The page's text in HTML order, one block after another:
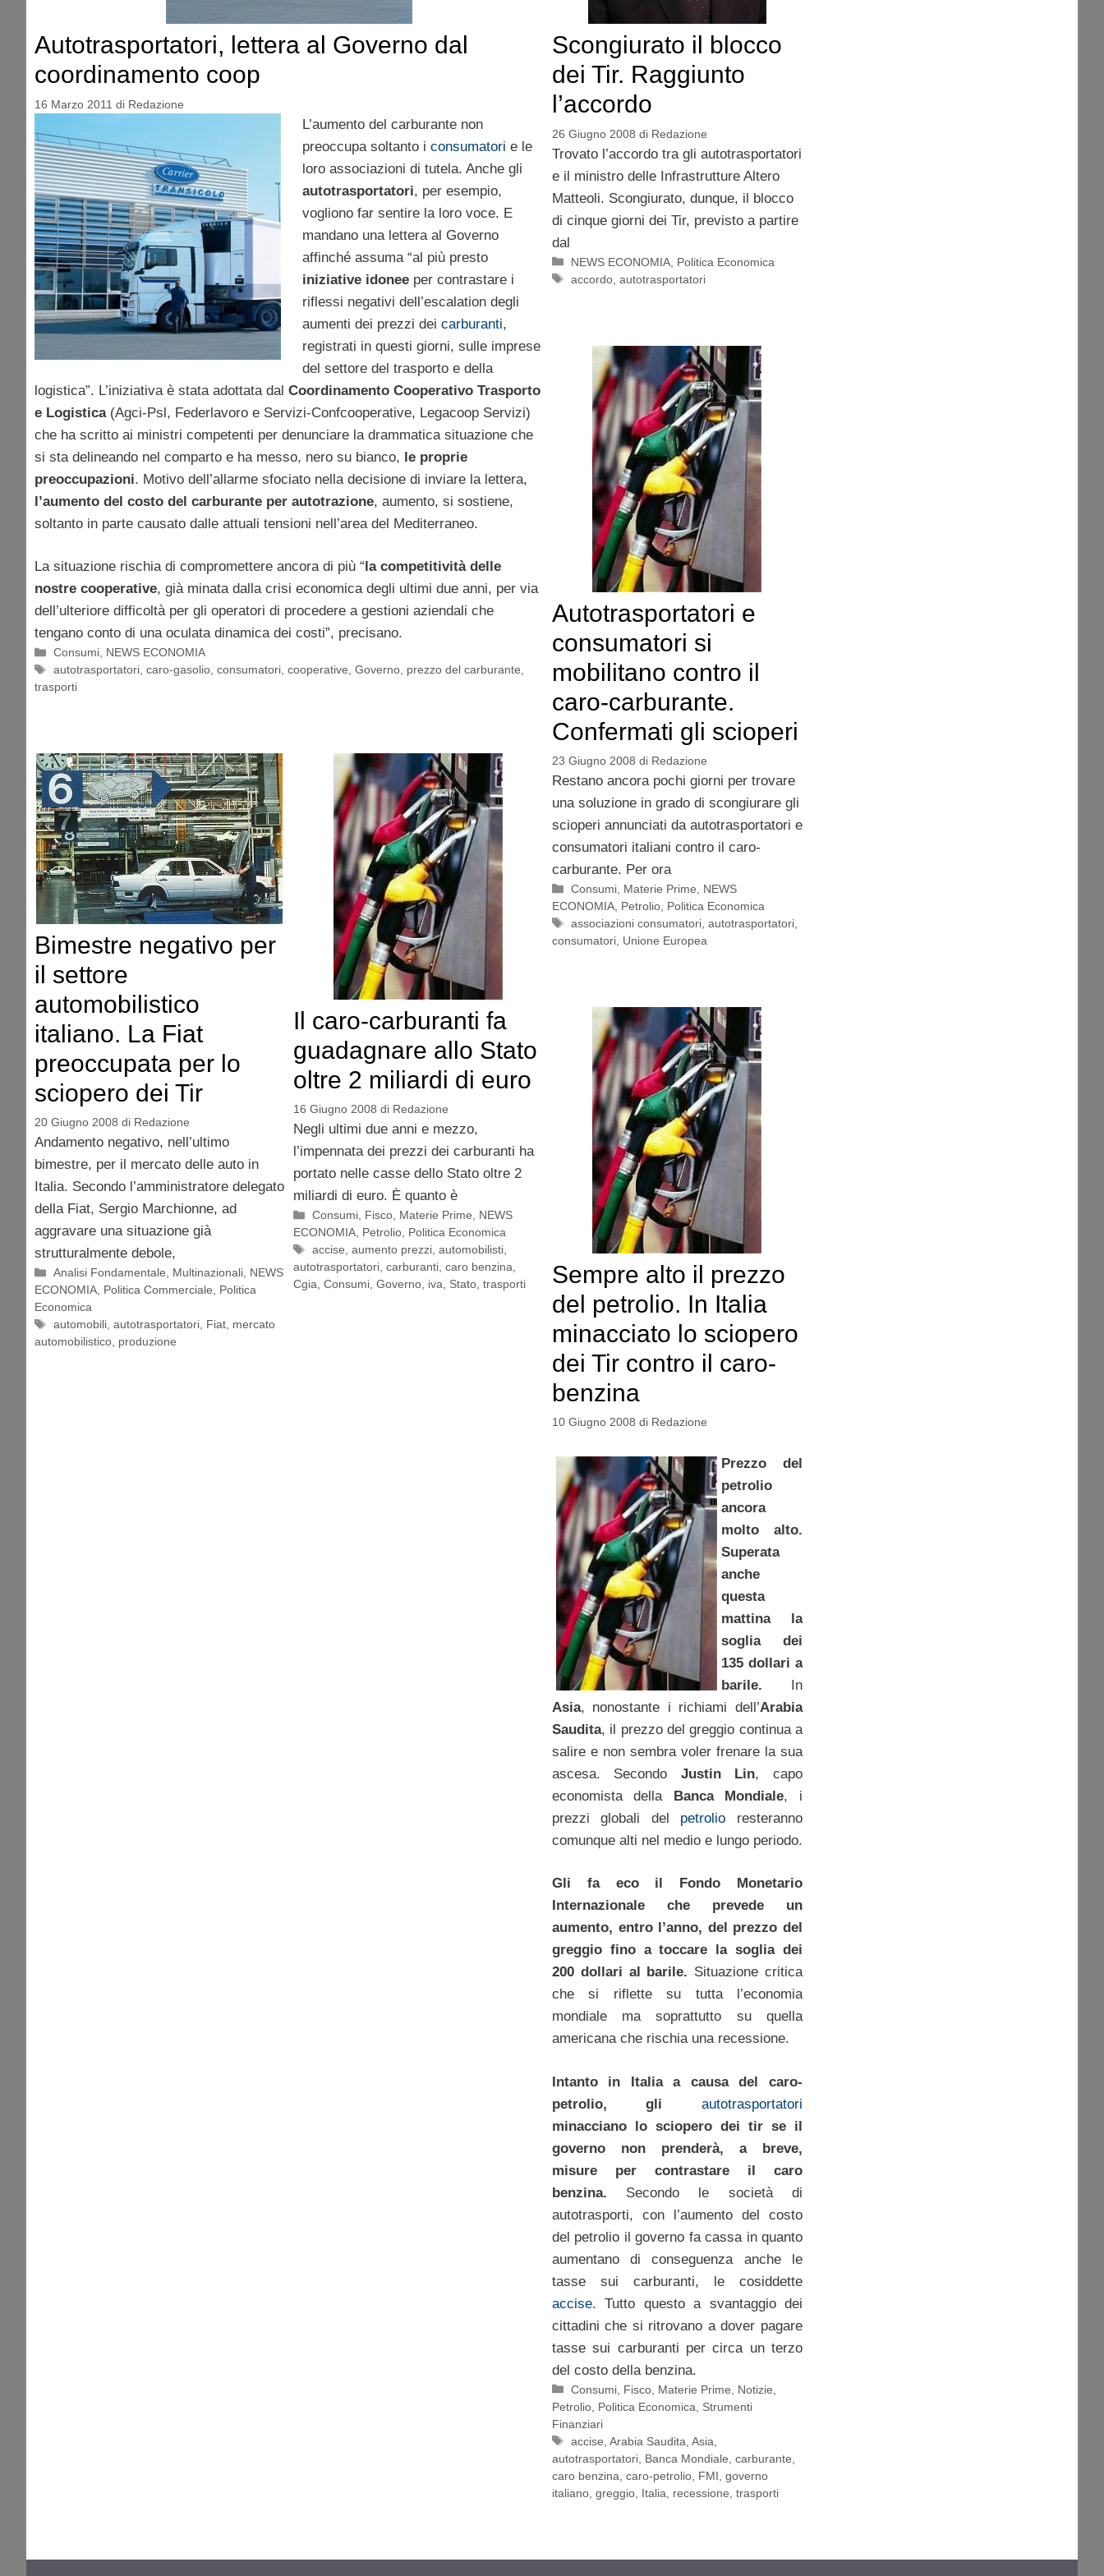
Autotrasportatori, lettera al Governo dal
coordinamento coop
16 Marzo 2011 di Redazione
L’aumento del carburante non
preoccupa soltanto i consumatori e le
loro associazioni di tutela. Anche gli
autotrasportatori, per esempio,
vogliono far sentire la loro voce. E
mandano una lettera al Governo
affinché assuma “al più presto
iniziative idoneeper contrastare i
riflessi negativi dell’escalation degli
aumenti dei prezzi dei carburanti,
registrati in questi giorni, sulle imprese
del settore del trasporto e della
logistica”. L’iniziativa è stata adottata dal Coordinamento Cooperativo Trasporto
e Logistica(Agci-Psl, Federlavoro e Servizi-Confcooperative, Legacoop Servizi)
che ha scritto ai ministri competenti per denunciare la drammatica situazione che
si sta delineando nel comparto e ha messo, nero su bianco, le proprie
preoccupazioni. Motivo dell’allarme sfociato nella decisione di inviare la lettera,
l’aumento del costo del carburante per autotrazione, aumento, si sostiene,
soltanto in parte causato dalle attuali tensioni nell’area del Mediterraneo.
La situazione rischia di compromettere ancora di più “ la competitività delle
nostre cooperative, già minata dalla crisi economica degli ultimi due anni, per via
dell’ulteriore difficoltà per gli operatori di procedere a gestioni aziendali che
tengano conto di una oculata dinamica dei costi”, precisano.
Categorie
Consumi NEWS ECONOMIA
Tag
autotrasportatori ,caro-gasolio ,consumatori ,cooperative ,Governo prezzo del carburante
trasporti
Scongiurato il blocco
dei Tir. Raggiunto
l’accordo
26 Giugno 2008 di Redazione
Trovato l’accordo tra gli autotrasportatori
e il ministro delle Infrastrutture Altero
Matteoli. Scongiurato, dunque, il blocco
di cinque giorni dei Tir, previsto a partire
dal
Categorie
NEWS ECONOMIA Politica Economica
Tag
accordo ,autotrasportatori
Autotrasportatori e
consumatori si
mobilitano contro il
caro-carburante.
Confermati gli scioperi
23 Giugno 2008 di Redazione
Restano ancora pochi giorni per trovare
una soluzione in grado di scongiurare gli
scioperi annunciati da autotrasportatori e
consumatori italiani contro il caro-
carburante. Per ora
Categorie
Consumi Materie Prime
NEWS
ECONOMIA, Petrolio, Politica Economica
Tag
associazioni consumatori ,autotrasportatori
consumatori, Unione Europea
Bimestre negativo per
il settore
automobilistico
italiano. La Fiat
preoccupata per lo
sciopero dei Tir
20 Giugno 2008 di Redazione
Andamento negativo, nell’ultimo
bimestre, per il mercato delle auto in
Italia. Secondo l’amministratore delegato
della Fiat, Sergio Marchionne, ad
aggravare una situazione già
strutturalmente debole,
Categorie
Analisi Fondamentale, Multinazionali, NEWS
ECONOMIA, Politica Commerciale, Politica
Economica
Tag
automobili,autotrasportatori, Fiat, mercato
automobilistico, produzione
Il caro-carburanti fa
guadagnare allo Stato
oltre 2 miliardi di euro
16 Giugno 2008 di Redazione
Negli ultimi due anni e mezzo,
l’impennata dei prezzi dei carburanti ha
portato nelle casse dello Stato oltre 2
miliardi di euro. È quanto è
Categorie
Consumi, Fisco, Materie Prime, NEWS
ECONOMIA, Petrolio, Politica Economica
Tag
accise,aumento prezzi,automobilisti,
autotrasportatori, carburanti, caro benzina,
Cgia, Consumi, Governo, iva, Stato, trasporti
Sempre alto il prezzo
del petrolio. In Italia
minacciato lo sciopero
dei Tir contro il caro-
benzina
10 Giugno 2008 di Redazione
Prezzo del
petrolio
ancora
molto alto.
Superata
anche
questa
mattina la
soglia dei
135 dollari a
barile. In
Asia, nonostante i richiami dell’Arabia
Saudita, il prezzo del greggio continua a
salire e non sembra voler frenare la sua
ascesa. Secondo Justin Lin, capo
economista della Banca Mondiale, i
prezzi globali del petrolio resteranno
comunque alti nel medio e lungo periodo.
Gli fa eco il Fondo Monetario
Internazionale che prevede un
aumento, entro l’anno, del prezzo del
greggio fino a toccare la soglia dei
200 dollari al barile. Situazione critica
che si riflette su tutta l’economia
mondiale ma soprattutto su quella
americana che rischia una recessione.
Intanto in Italia a causa del caro-
petrolio, gli
autotrasportatori
minacciano lo sciopero dei tir se il
governo non prenderà, a breve,
misure per contrastare il caro
benzina. Secondo le società di
autotrasporti, con l’aumento del costo
del petrolio il governo fa cassa in quanto
aumentano di conseguenza anche le
tasse sui carburanti, le cosiddette
accise. Tutto questo a svantaggio dei
cittadini che si ritrovano a dover pagare
tasse sui carburanti per circa un terzo
del costo della benzina.
Categorie
Consumi Fisco Materie Prime Notizie
Petrolio, Politica Economica
Strumenti
Finanziari
Tag
accise ,Arabia Saudita ,Asia
autotrasportatori, Banca Mondiale carburante
caro benzina caro-petrolio, FMI governo
italiano, greggio, Italia recessione trasporti